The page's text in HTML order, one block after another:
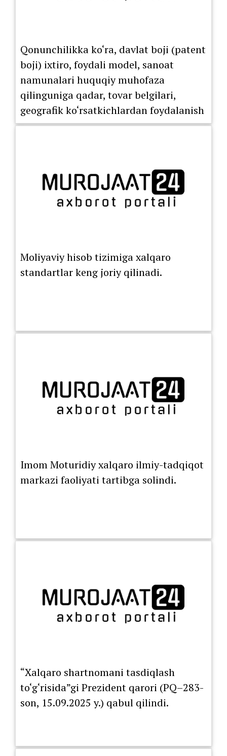
Qonunchilikka ko‘ra, davlat boji (patent
boji) ixtiro, foydali model, sanoat
namunalari huquqiy muhofaza
qilinguniga qadar, tovar belgilari,
geografik ko‘rsatkichlardan foydalanish
huquqini berish bo‘yicha litsenziya
Moliyaviy hisob tizimiga xalqaro
standartlar keng joriy qilinadi.
Imom Moturidiy xalqaro ilmiy-tadqiqot
markazi faoliyati tartibga solindi.
“Xalqaro shartnomani tasdiqlash
to‘g‘risida”gi Prezident qarori (PQ–283-
son, 15.09.2025 y.) qabul qilindi.